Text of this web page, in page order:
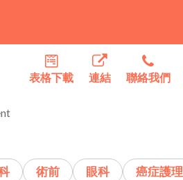
表格下載 連結 聯絡我們
術前 眼科 癌症護理